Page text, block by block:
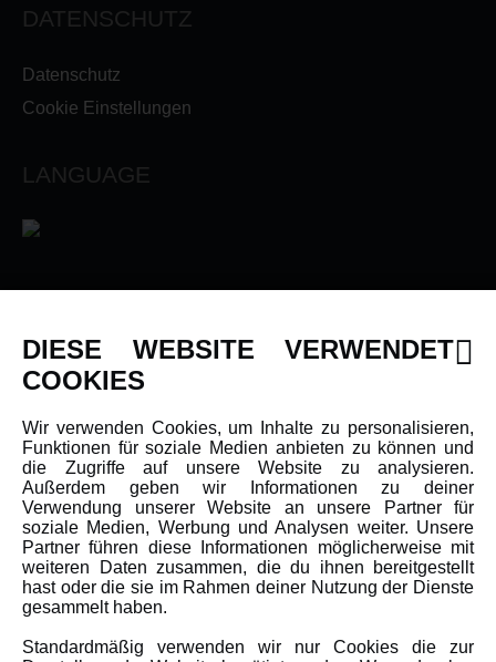
DATENSCHUTZ
Datenschutz
Cookie Einstellungen
LANGUAGE
Newsletter
Karriere
Amewi Kataloge
MEHR VON AMEWI
AMXRacing - Qualitäts RC-Zubehör
DIESE WEBSITE VERWENDET
COOKIES
Wir verwenden Cookies, um Inhalte zu personalisieren,
Funktionen für soziale Medien anbieten zu können und
die Zugriffe auf unsere Website zu analysieren.
Außerdem geben wir Informationen zu deiner
Verwendung unserer Website an unsere Partner für
soziale Medien, Werbung und Analysen weiter. Unsere
Partner führen diese Informationen möglicherweise mit
weiteren Daten zusammen, die du ihnen bereitgestellt
hast oder die sie im Rahmen deiner Nutzung der Dienste
gesammelt haben.
Standardmäßig verwenden wir nur Cookies die zur